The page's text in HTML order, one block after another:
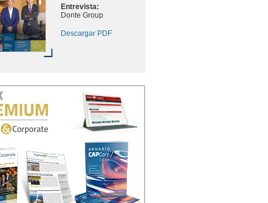
Entrevista:
Donte Group
Descargar PDF